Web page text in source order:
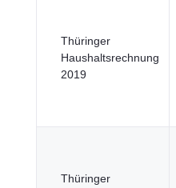
Thüringer
Haushaltsrechnung
2019
Thüringer